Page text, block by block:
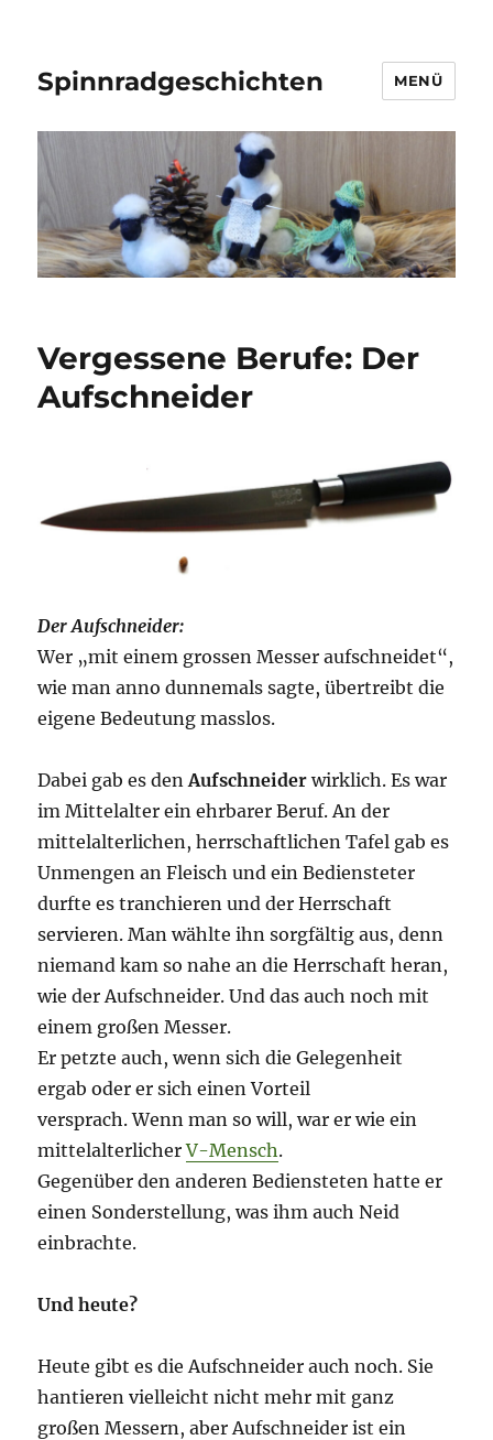
Spinnradgeschichten MENÜ
Vergessene Berufe: Der
Aufschneider
Der Aufschneider:
Wer „mit einem grossen Messer aufschneidet“,
wie man anno dunnemals sagte, übertreibt die
eigene Bedeutung masslos.
Dabei gab es denAufschneider wirklich. Es war
im Mittelalter ein ehrbarer Beruf. An der
mittelalterlichen, herrschaftlichen Tafel gab es
Unmengen an Fleisch und ein Bediensteter
durfte es tranchieren und der Herrschaft
servieren. Man wählte ihn sorgfältig aus, denn
niemand kam so nahe an die Herrschaft heran,
wie der Aufschneider. Und das auch noch mit
einem großen Messer.
Er petzte auch, wenn sich die Gelegenheit
ergab oder er sich einen Vorteil
versprach. Wenn man so will, war er wie ein
mittelalterlicherV-Mensch.
Gegenüber den anderen Bediensteten hatte er
einen Sonderstellung, was ihm auch Neid
einbrachte.
Und heute?
Heute gibt es die Aufschneider auch noch. Sie
hantieren vielleicht nicht mehr mit ganz
großen Messern, aber Aufschneider ist ein